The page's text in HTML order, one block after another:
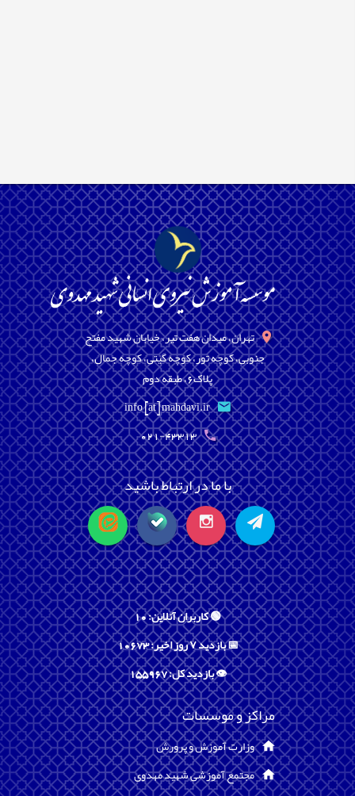
تهران، میدان هفت تیر، خیابان شهید مفتح
جنوبی، کوچه تور، کوچه گیتی، کوچه جمال،
پلاک6، طبقه دوم
info [at] mahdavi.ir
021-43313
با ما در ارتباط باشید
🟢 کاربران آنلاین: 10
📅 بازدید ۷ روز اخیر: 10673
👁️ بازدید کل: 155967
مراکز و موسسات
وزارت آموزش و پرورش
مجتمع آموزشی شهید مهدوی